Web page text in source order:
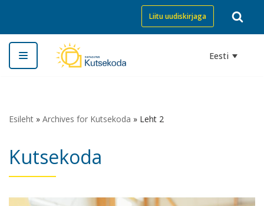
Skip
to
content
Liitu uudiskirjaga
Eesti
Esileht » Archives for Kutsekoda » Leht 2
Kutsekoda